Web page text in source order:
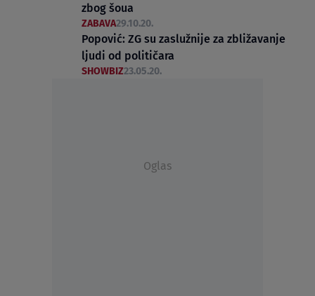
zbog šoua
ZABAVA29.10.20.
Popović: ZG su zaslužnije za zbližavanje
ljudi od političara
SHOWBIZ23.05.20.
Oglas